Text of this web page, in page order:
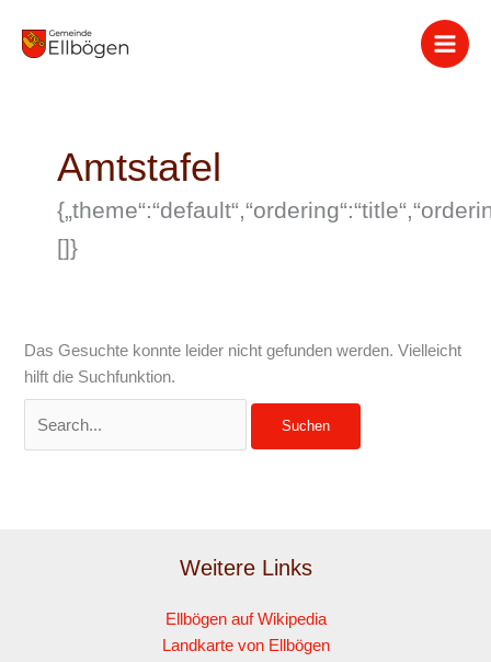
Inhalt
Amtstafel
[]}
Das Gesuchte konnte leider nicht gefunden werden. Vielleicht
hilft die Suchfunktion.
nach:
Weitere Links
Ellbögen auf Wikipedia
Landkarte von Ellbögen